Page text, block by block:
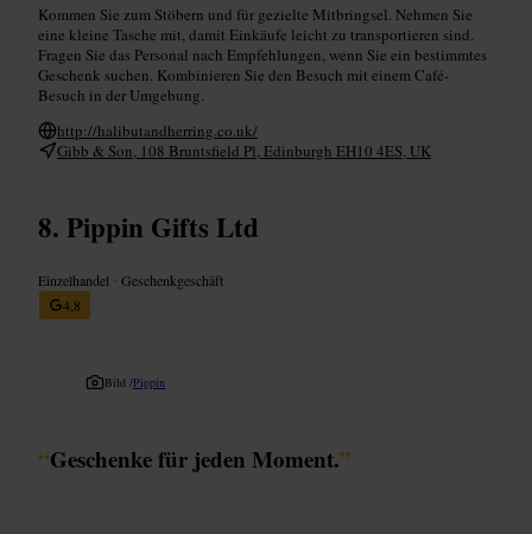
Kommen Sie zum Stöbern und für gezielte Mitbringsel. Nehmen Sie
eine kleine Tasche mit, damit Einkäufe leicht zu transportieren sind.
Fragen Sie das Personal nach Empfehlungen, wenn Sie ein bestimmtes
Geschenk suchen. Kombinieren Sie den Besuch mit einem Café-
Besuch in der Umgebung.
http://halibutandherring.co.uk/
Gibb & Son, 108 Bruntsfield Pl, Edinburgh EH10 4ES, UK
Pippin Gifts Ltd
Einzelhandel •Geschenkgeschäft
4,8
Bild /Pippin
“Geschenke für jeden Moment.”